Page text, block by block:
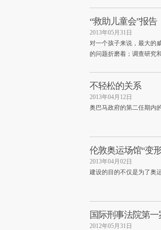
“救助儿童会”报
2013年05月31日
对一个孩子来说，最大的
的问题折磨着；调查研究
不轻松的关系
2013年04月12日
奥巴马政府的第二任期内
伦敦奥运场馆“变
2013年04月02日
建设的目的不仅是为了奥
国际刑事法院第一
2012年05月31日